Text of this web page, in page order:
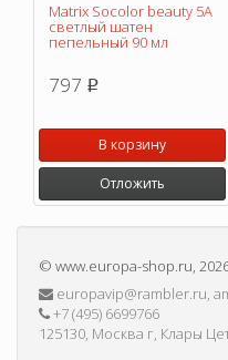
Matrix Socolor beauty 5A
светлый шатен
пепельный 90 мл
797 p
В корзину
Отложить
© www.europa-shop.ru,
europavip@rambler.ru,
+7 (495) 6699766
125130, Москва г, Клары